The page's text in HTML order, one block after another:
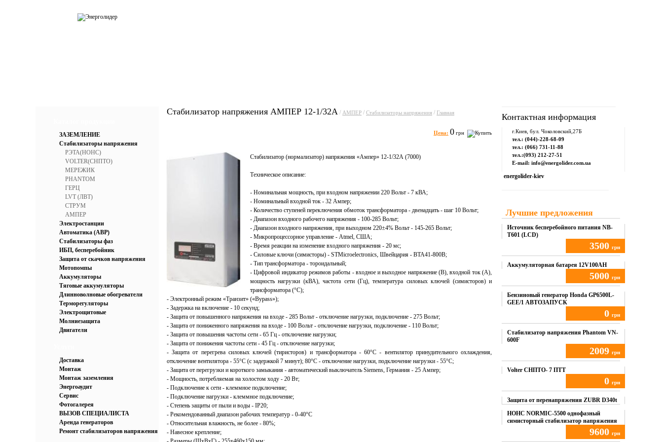
ЗАЗЕМЛЕНИЕ
Стабилизаторы напряжения
РЭТА(НОНС)
VOLTER(СНПТО)
МЕРЕЖИК
PHANTOM
ГЕРЦ
LVT (ЛВТ)
СТРУМ
АМПЕР
Электростанции
Автоматика (АВР)
Стабилизаторы фаз
ИБП, бесперебойник
Защита от скачков напряжения
Мотопомпы
Аккумуляторы
Тяговые аккумуляторы
Длинноволновые обогреватели
Терморегуляторы
Электрощитовые
Молниезащита
Двигатели
Доставка
Монтаж
Монтаж заземления
Энергоаудит
Сервис
Фотогалерея
ВЫЗОВ СПЕЦИАЛИСТА
Аренда генераторов
Ремонт стабилизаторов напряжения
Стабилизатор напряжения АМПЕР 12-1/32А / АМПЕР / Стабилизаторы напряжения / Главная
Цена: 0 грн
Стабилизатор (нормализатор) напряжения «Ампер» 12-1/32А (7000)
Техническое описание:
- Номинальная мощность, при входном напряжении 220 Вольт - 7 кВА;
- Номинальный входной ток - 32 Ампер;
- Количество ступеней переключения обмоток трансформатора - двенадцать - шаг 10 Вольт;
- Диапазон входного рабочего напряжения - 100-285 Вольт;
- Диапазон входного напряжения, при выходном 220±4% Вольт - 145-265 Вольт;
- Микропроцессорное управление - Atmel, США;
- Время реакции на изменение входного напряжения - 20 мс;
- Силовые ключи (симисторы) - STMicroelectronics, Швейцария - BTA41-800B;
- Тип трансформатора - тороидальный;
- Цифровой индикатор режимов работы - входное и выходное напряжение (В), входной ток (А),
мощность нагрузки (кВА), частота сети (Гц), температура силовых ключей (симисторов) и
трансформатора (°C);
- Электронный режим «Транзит» («Bypass»);
- Задержка на включение - 10 секунд;
- Защита от повышенного напряжения на входе - 285 Вольт - отключение нагрузки, подключение - 275 Вольт;
- Защита от пониженного напряжения на входе - 100 Вольт - отключение нагрузки, подключение - 110 Вольт;
- Защита от повышения частоты сети - 65 Гц - отключение нагрузки;
- Защита от понижения частоты сети - 45 Гц - отключение нагрузки;
- Защита от перегрева силовых ключей (тиристоров) и трансформатора - 60°C - вентилятор принудительного охлаждения,
отключение вентилятора - 55°C (с задержкой 7 минут); 80°C - отключение нагрузки, подключение нагрузки - 55°C;
- Защита от перегрузки и короткого замыкания - автоматический выключатель Siemens, Германия - 25 Ампер;
- Мощность, потребляемая на холостом ходу - 20 Вт;
- Подключение к сети - клеммное подключение;
- Подключение нагрузки - клеммное подключение;
- Степень защиты от пыли и воды - IP20;
- Рекомендованный диапазон рабочих температур - 0-40°C
- Относительная влажность, не более - 80%;
- Навесное крепление;
Контактная информация
г.Киев, бул. Чоколовский,27Б
тел.: (044)-228-68-09
тел.: (066) 731-11-88
тел.:(093) 212-27-51
E-mail: info@energolider.com.ua
energolider-kiev
Лучшие предложения
Источник бесперебойного питания NB-
T601 (LCD)
3500 грн
Купить
Аккумуляторная батарея 12V100AH
5000 грн
Купить
Бензиновый генератор Honda GP6500L-
GEE/1 АВТОЗАПУСК
0 грн
Купить
Стабилизатор напряжения Phantom VN-
600F
2009 грн
Купить
Volter СНПТО- 7 ПТТ
0 грн
Купить
Защита от перенапряжения ZUBR D340t
НОНС NORMIC-5500 однофазный
симисторный стабилизатор напряжения
9600 грн